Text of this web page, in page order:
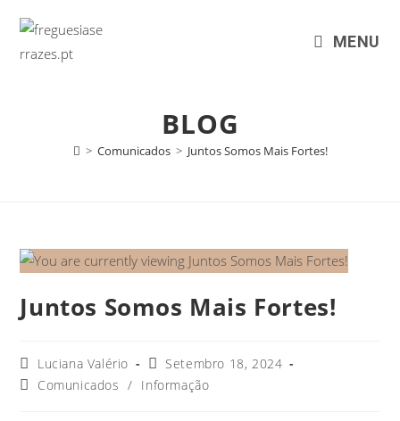
MENU
BLOG
> Comunicados > Juntos Somos Mais Fortes!
Juntos Somos Mais Fortes!
Luciana Valério
Setembro 18, 2024
Comunicados / Informação